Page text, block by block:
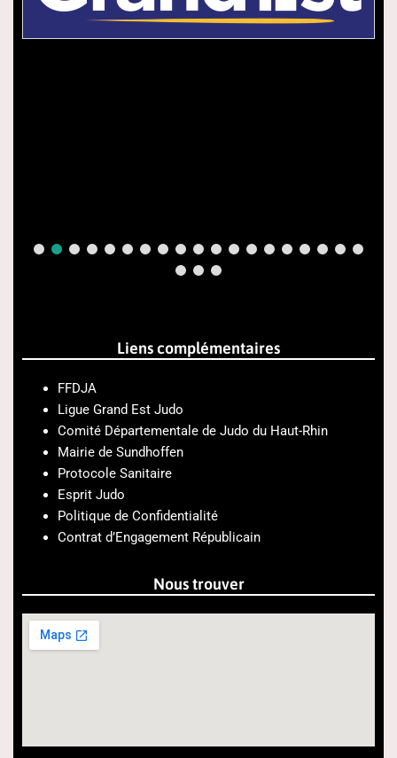
Liens complémentaires
FFDJA
Ligue Grand Est Judo
Comité Départementale de Judo du Haut-Rhin
Mairie de Sundhoffen
Protocole Sanitaire
Esprit Judo
Politique de Confidentialité
Contrat d’Engagement Républicain
Nous trouver